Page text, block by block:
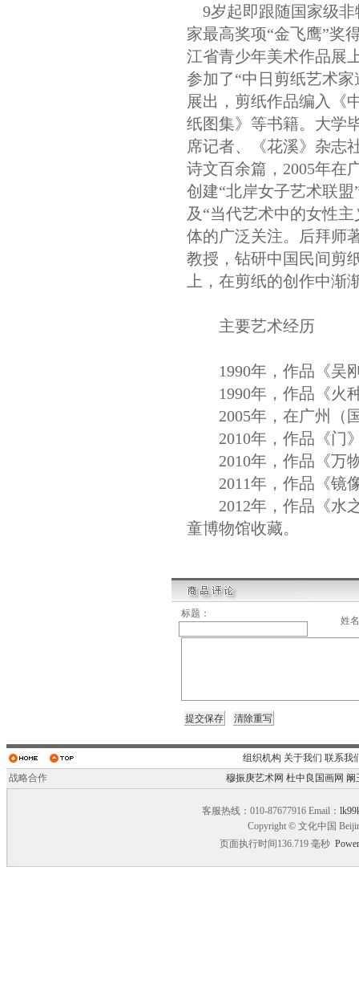
9岁起即跟随国家级非
家最高奖项“金飞鹰”奖
江省青少年美术作品展
参加了“中日剪纸艺术
展出，剪纸作品编入《
纸图集》等书籍。大学
席记者、《花溪》杂志
诗文百余篇，2005年在
创建“北岸女子艺术联
及“当代艺术中的女性
体的广泛关注。后拜师
教授，钻研中国民间剪
上，在剪纸的创作中
主要艺术经历
1990年，作品《吴刚
1990年，作品《火
2005年，在广州（国
2010年，作品《门》
2010年，作品《万
2011年，作品《镜
2012年，作品《水之
童博物馆收藏。
标题：
姓
组织机构 关于我们 联系我
战略合作
穆振庚艺术网 杜中良国画网 阚
客服热线：010-87677916 Email：
Copyright © 文化中国
页面执行时间136.719 毫秒